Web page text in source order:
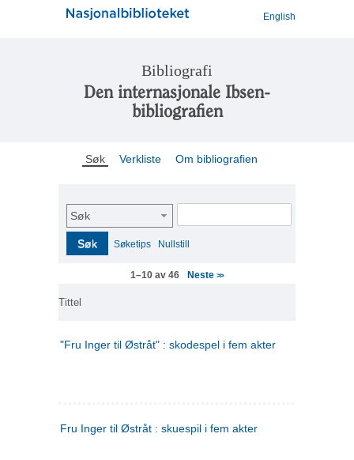
English
Bibliografi
Den internasjonale Ibsen-
bibliografien
Søk Verkliste Om bibliografien
Søk
Søk Søketips Nullstill
1–10 av 46 Neste>>
Tittel
"Fru Inger til Østråt" : skodespel i fem akter
Fru Inger til Østråt : skuespil i fem akter